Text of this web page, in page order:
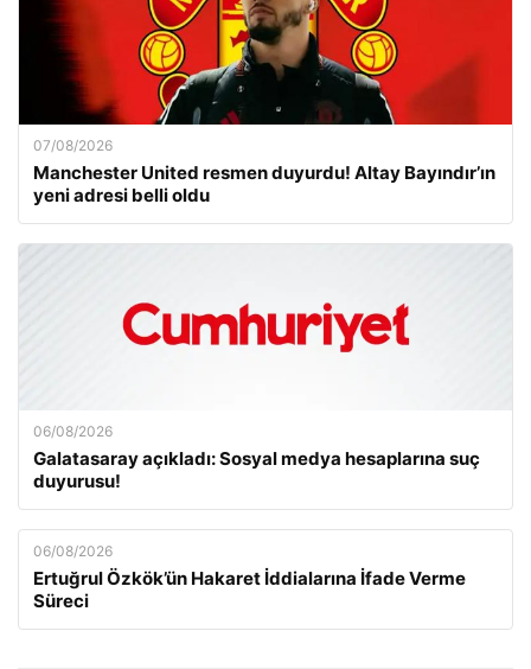
07/08/2026
Manchester United resmen duyurdu! Altay Bayındır’ın
yeni adresi belli oldu
06/08/2026
Galatasaray açıkladı: Sosyal medya hesaplarına suç
duyurusu!
06/08/2026
Ertuğrul Özkök’ün Hakaret İddialarına İfade Verme
Süreci